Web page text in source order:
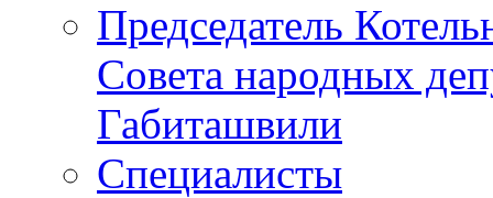
Председатель
Совета народных
Габиташвили
Специалисты